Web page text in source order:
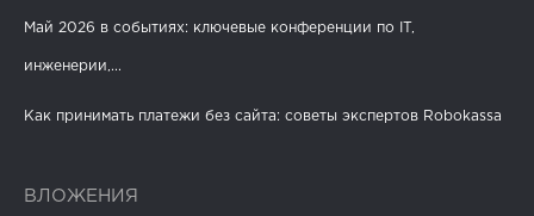
Май 2026 в событиях: ключевые конференции по IT,
инженерии,...
Как принимать платежи без сайта: советы экспертов Robokassa
ВЛОЖЕНИЯ